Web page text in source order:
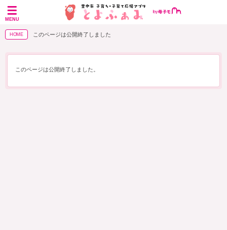
MENU
HOME このページは公開終了しました
このページは公開終了しました。